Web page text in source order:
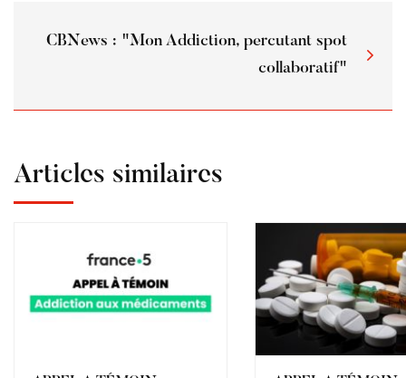
CBNews : "Mon Addiction, percutant spot
collaboratif"
Articles similaires